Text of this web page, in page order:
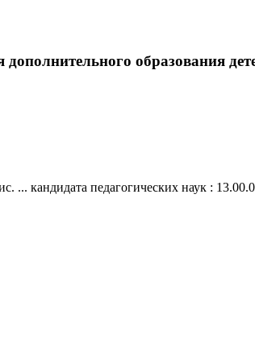
образования
... кандидата педагогических наук :